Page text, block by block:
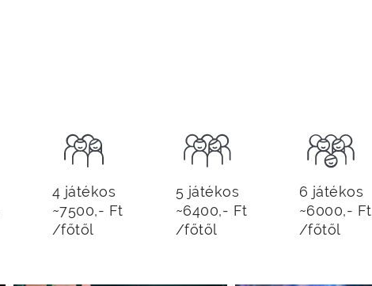
4 játékos
~7500,- Ft
/főtől
5 játékos
~6400,- Ft
/főtől
6 játékos
~6000,- Ft
/főtől